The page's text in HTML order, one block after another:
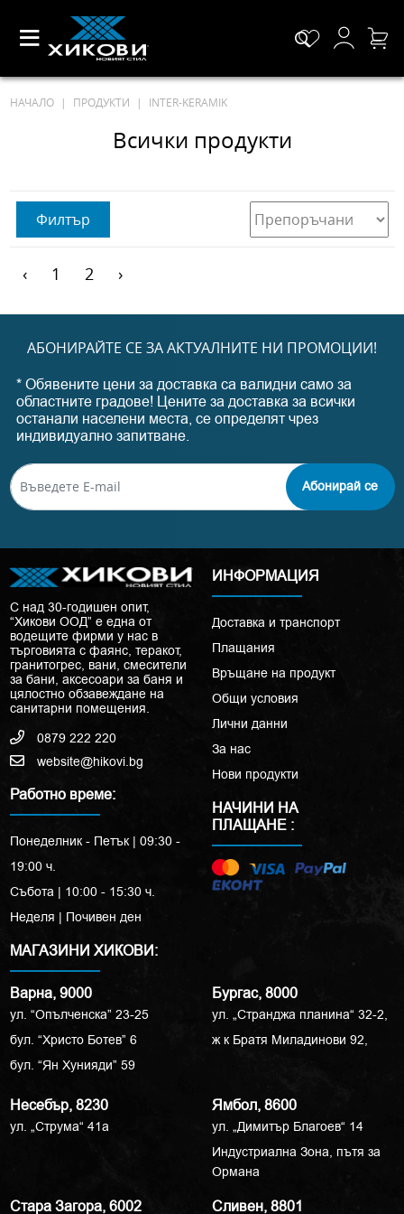
НАЧАЛО ПРОДУКТИ INTER-KERAMIK
Всички продукти
Филтър
‹ 1 2 ›
АБОНИРАЙТЕ СЕ ЗА АКТУАЛНИТЕ НИ ПРОМОЦИИ!
* Обявените цени за доставка са валидни само за
областните градове! Цените за доставка за всички
останали населени места, се определят чрез
индивидуално запитване.
Абонирай се
С над 30-годишен опит,
“Хикови ООД” е една от
водещите фирми у нас в
търговията с фаянс, теракот,
гранитогрес, вани, смесители
за бани, аксесоари за баня и
цялостно обзавеждане на
санитарни помещения.
0879 222 220
website@hikovi.bg
Работно време:
Понеделник - Петък | 09:30 -
19:00 ч.
Събота | 10:00 - 15:30 ч.
Неделя | Почивен ден
ИНФОРМАЦИЯ
Доставка и транспорт
Плащания
Връщане на продукт
Общи условия
Лични данни
За нас
Нови продукти
НАЧИНИ НА
ПЛАЩАНЕ :
МАГАЗИНИ ХИКОВИ:
Варна, 9000
ул. “Опълченска” 23-25
бул. “Христо Ботев” 6
бул. “Ян Хунияди” 59
Бургас, 8000
ул. „Странджа планина“ 32-2,
ж к Братя Миладинови 92,
Несебър, 8230
ул. „Струма“ 41a
Ямбол, 8600
ул. „Димитър Благоев“ 14
Индустриална Зона, пътя за
Ормана
Стара Загора, 6002 Сливен, 8801